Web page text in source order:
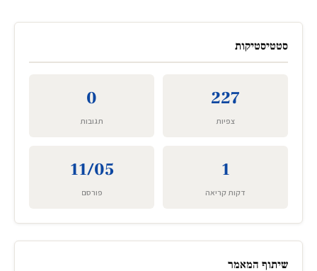
סטטיסטיקות
227
צפיות
0
תגובות
1
דקות קריאה
11/05
פורסם
שיתוף המאמר